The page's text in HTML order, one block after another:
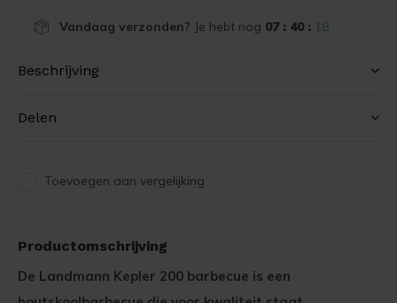
Vandaag verzonden? Je hebt nog 07 : 40 : 18
Beschrijving
Delen
Toevoegen aan vergelijking
Productomschrijving
De Landmann Kepler 200 barbecue is een